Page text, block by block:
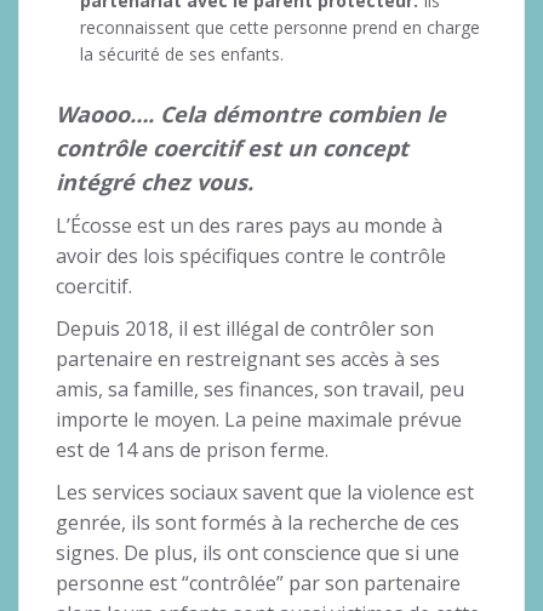
reconnaissent que cette personne prend en charge
la sécurité de ses enfants.
Waooo…. Cela démontre combien le
contrôle coercitif est un concept
intégré chez vous.
L’Écosse est un des rares pays au monde à
avoir des lois spécifiques contre le contrôle
coercitif.
Depuis 2018, il est illégal de contrôler son
partenaire en restreignant ses accès à ses
amis, sa famille, ses finances, son travail, peu
importe le moyen. La peine maximale prévue
est de 14 ans de prison ferme.
Les services sociaux savent que la violence est
genrée, ils sont formés à la recherche de ces
signes. De plus, ils ont conscience que si une
personne est “contrôlée” par son partenaire